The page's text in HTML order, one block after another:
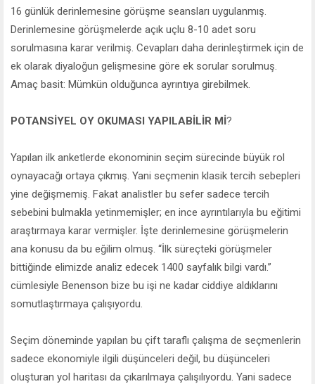
16 günlük derinlemesine görüşme seansları uygulanmış.
Derinlemesine görüşmelerde açık uçlu 8-10 adet soru
sorulmasına karar verilmiş. Cevapları daha derinleştirmek için de
ek olarak diyaloğun gelişmesine göre ek sorular sorulmuş.
Amaç basit: Mümkün olduğunca ayrıntıya girebilmek.
POTANSİYEL OY OKUMASI YAPILABİLİR Mİ?
Yapılan ilk anketlerde ekonominin seçim sürecinde büyük rol
oynayacağı ortaya çıkmış. Yani seçmenin klasik tercih sebepleri
yine değişmemiş. Fakat analistler bu sefer sadece tercih
sebebini bulmakla yetinmemişler; en ince ayrıntılarıyla bu eğitimi
araştırmaya karar vermişler. İşte derinlemesine görüşmelerin
ana konusu da bu eğilim olmuş. “İlk süreçteki görüşmeler
bittiğinde elimizde analiz edecek 1400 sayfalık bilgi vardı.”
cümlesiyle Benenson bize bu işi ne kadar ciddiye aldıklarını
somutlaştırmaya çalışıyordu.
Seçim döneminde yapılan bu çift taraflı çalışma de seçmenlerin
sadece ekonomiyle ilgili düşünceleri değil, bu düşünceleri
oluşturan yol haritası da çıkarılmaya çalışılıyordu. Yani sadece